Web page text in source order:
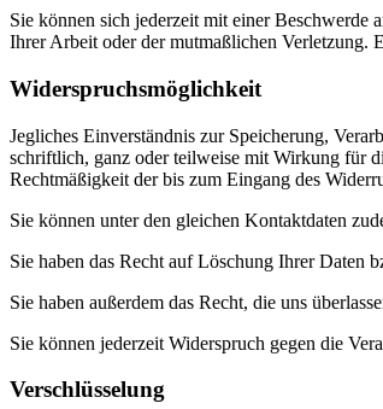
Sie können sich jederzeit mit einer Beschwerde
Ihrer Arbeit oder der mutmaßlichen Verletzung.
Widerspruchsmöglichkeit
Jegliches Einverständnis zur Speicherung,
schriftlich, ganz oder teilweise mit Wirkung für
Rechtmäßigkeit der bis zum Eingang des
Sie können unter den gleichen Kontaktdaten
Sie haben das Recht auf Löschung Ihrer Daten
Sie haben außerdem das Recht, die uns
Sie können jederzeit Widerspruch gegen die
Verschlüsselung